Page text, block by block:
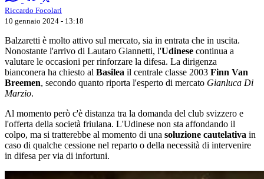
Riccardo Focolari
10 gennaio 2024 - 13:18
Balzaretti è molto attivo sul mercato, sia in entrata che in uscita.
Nonostante l'arrivo di Lautaro Giannetti, l'Udinese continua a
valutare le occasioni per rinforzare la difesa. La dirigenza
bianconera ha chiesto al Basilea il centrale classe 2003 Finn Van
Breemen, secondo quanto riporta l'esperto di mercato Gianluca Di
Marzio.
Al momento però c'è distanza tra la domanda del club svizzero e
l'offerta della società friulana. L'Udinese non sta affondando il
colpo, ma si tratterebbe al momento di una soluzione cautelativa in
caso di qualche cessione nel reparto o della necessità di intervenire
in difesa per via di infortuni.